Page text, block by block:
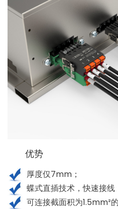
优势
厚度仅7mm；
蝶式直插技术，快速接线
可连接截面积为1.5mm²